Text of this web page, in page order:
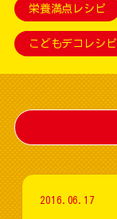
栄養満点レシピ
こどもデコレシピ
2016.06.17